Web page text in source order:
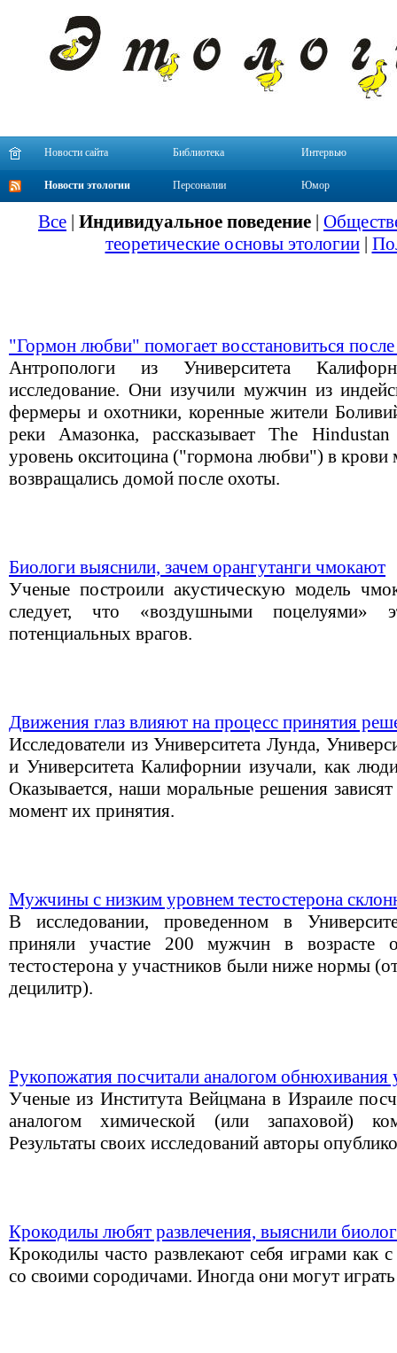
Новости сайта Библиотека Интервью
Новости этологии Персоналии Юмор
Все | Индивидуальное поведение |
теоретические основы этологии|
"Гормон любви" помогает восстановиться
Антропологи из Университета
исследование. Они изучили мужчин из
фермеры и охотники, коренные жители
реки Амазонка, рассказывает The
уровень окситоцина ("гормона любви") в крови
возвращались домой после охоты.
Биологи выяснили, зачем орангутанги чмокают
Ученые построили акустическую модель
следует, что «воздушными поцелуями»
потенциальных врагов.
Движения глаз влияют на процесс принятия
Исследователи из Университета Лунда,
и Университета Калифорнии изучали, как
Оказывается, наши моральные решения
момент их принятия.
Мужчины с низким уровнем тестостерона
В исследовании, проведенном в
приняли участие 200 мужчин в
тестостерона у участников были ниже нормы
децилитр).
Рукопожатия посчитали аналогом
Ученые из Института Вейцмана в Израиле
аналогом химической (или запаховой)
Результаты своих исследований авторы
Крокодилы любят развлечения, выяснили
Крокодилы часто развлекают себя играми как
со своими сородичами. Иногда они могут